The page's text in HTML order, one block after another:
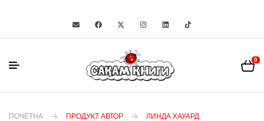
0
ПОЧЕТНА ПРОДУКТ АВТОР ЛИНДА ХАУАРД